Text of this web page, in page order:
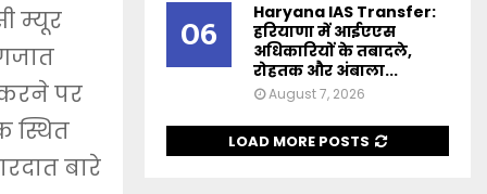
म्यूर
पर
स्थित
बारे
06
Haryana IAS Transfer:
हरियाणा में आईएएस
अधिकारियों के तबादले,
रोहतक और अंबाला...
August 7, 2026
LOAD MORE POSTS